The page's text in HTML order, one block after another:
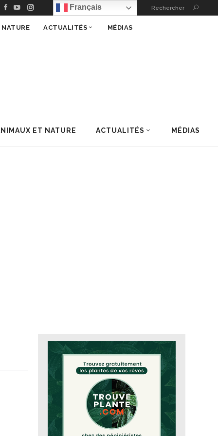
Français Rechercher
ET NATURE ACTUALITÉS MÉDIAS
ACTUALITÉS MÉDIAS